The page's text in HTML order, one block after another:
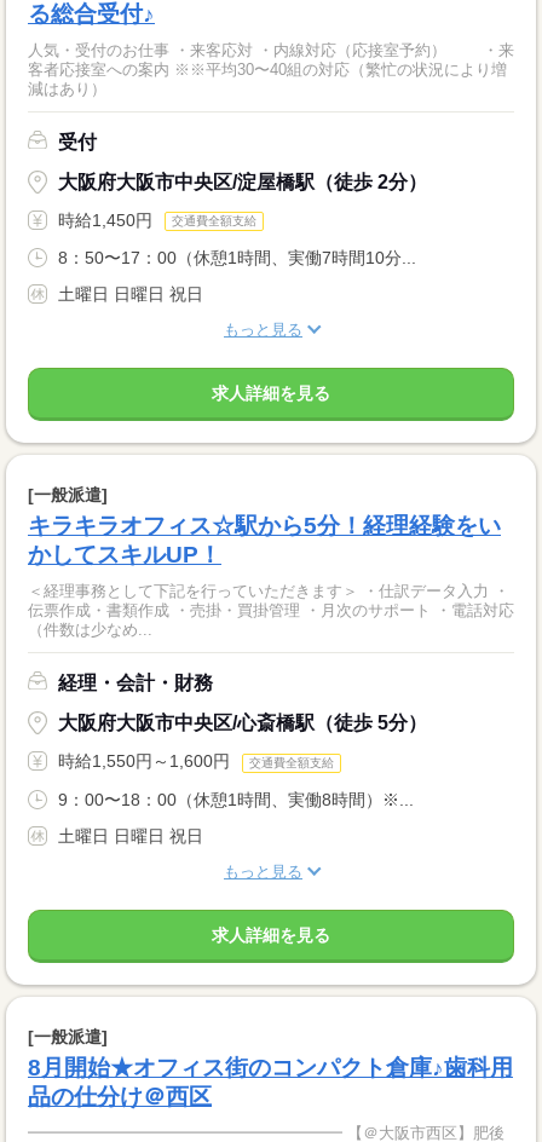
る総合受付♪
人気・受付のお仕事 ・来客応対 ・内線対応（応接室予約） ・来
客者応接室への案内 ※※平均30〜40組の対応（繁忙の状況により増
減はあり）
受付
大阪府大阪市中央区/淀屋橋駅（徒歩 2分）
時給1,450円 交通費全額支給
8：50〜17：00（休憩1時間、実働7時間10分...
土曜日 日曜日 祝日
もっと見る
求人詳細を見る
[一般派遣]
キラキラオフィス☆駅から5分！経理経験をい
かしてスキルUP！
＜経理事務として下記を行っていただきます＞ ・仕訳データ入力 ・
伝票作成・書類作成 ・売掛・買掛管理 ・月次のサポート ・電話対応
（件数は少なめ...
経理・会計・財務
大阪府大阪市中央区/心斎橋駅（徒歩 5分）
時給1,550円～1,600円 交通費全額支給
9：00〜18：00（休憩1時間、実働8時間）※...
土曜日 日曜日 祝日
もっと見る
求人詳細を見る
[一般派遣]
8月開始★オフィス街のコンパクト倉庫♪歯科用
品の仕分け＠西区
━━━━━━━━━━━━━━━━━━━━ 【＠大阪市西区】肥後